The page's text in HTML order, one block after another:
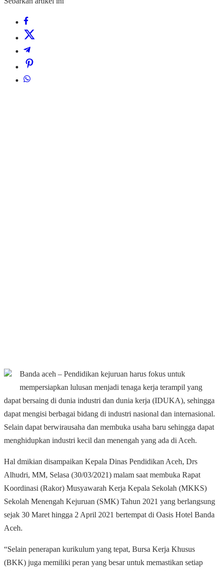
Banda aceh – Pendidikan kejuruan harus fokus untuk
mempersiapkan lulusan menjadi tenaga kerja terampil yang
dapat bersaing di dunia industri dan dunia kerja (IDUKA), sehingga
dapat mengisi berbagai bidang di industri nasional dan internasional.
Selain dapat berwirausaha dan membuka usaha baru sehingga dapat
menghidupkan industri kecil dan menengah yang ada di Aceh.
Hal dmikian disampaikan Kepala Dinas Pendidikan Aceh, Drs
Alhudri, MM, Selasa (30/03/2021) malam saat membuka Rapat
Koordinasi (Rakor) Musyawarah Kerja Kepala Sekolah (MKKS)
Sekolah Menengah Kejuruan (SMK) Tahun 2021 yang berlangsung
sejak 30 Maret hingga 2 April 2021 bertempat di Oasis Hotel Banda
Aceh.
“Selain penerapan kurikulum yang tepat, Bursa Kerja Khusus
(BKK) juga memiliki peran yang besar untuk memastikan setiap